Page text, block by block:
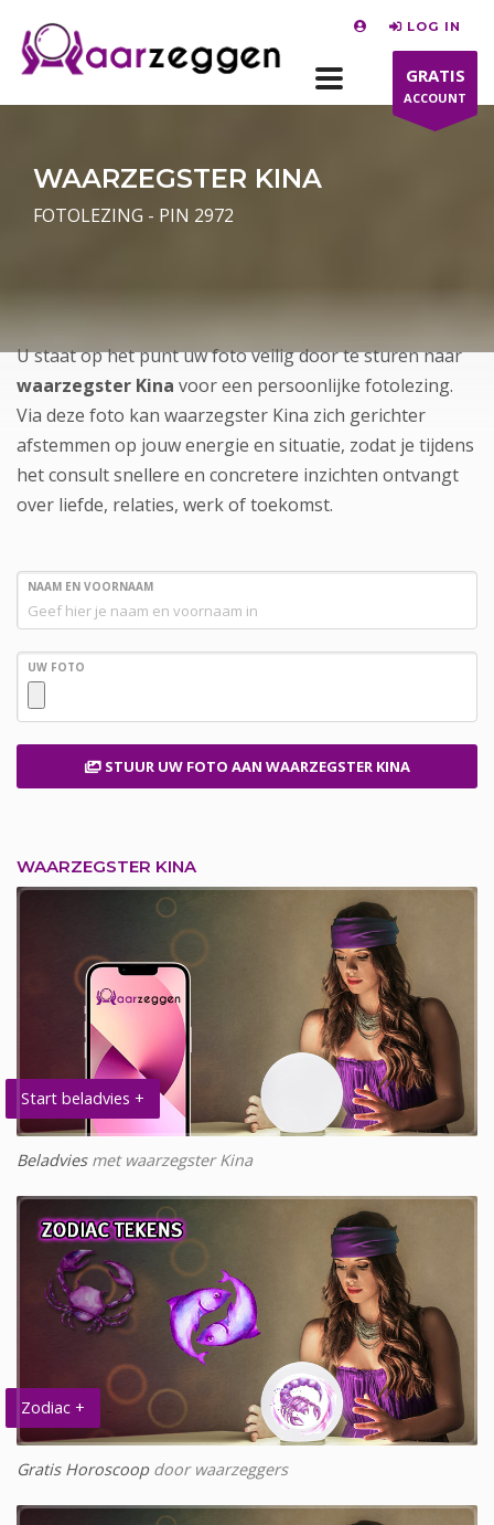
LOG IN
GRATIS
ACCOUNT
WAARZEGSTER KINA
FOTOLEZING - PIN 2972
U staat op het punt uw foto veilig door te sturen naar
waarzegster Kina voor een persoonlijke fotolezing.
Via deze foto kan waarzegster Kina zich gerichter
afstemmen op jouw energie en situatie, zodat je tijdens
het consult snellere en concretere inzichten ontvangt
over liefde, relaties, werk of toekomst.
NAAM EN VOORNAAM
UW FOTO
STUUR UW FOTO AAN WAARZEGSTER KINA
WAARZEGSTER KINA
Start beladvies +
Beladviesmet waarzegster Kina
Zodiac +
Gratis Horoscoopdoor waarzeggers